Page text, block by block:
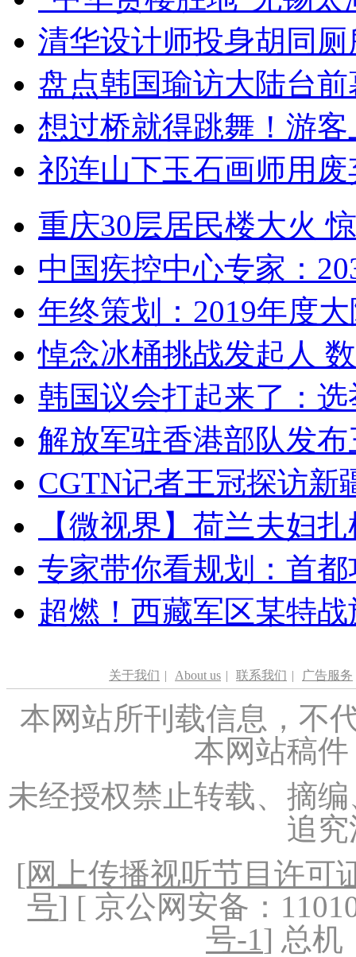
清华设计师投身胡同
盘点韩国瑜访大陆台
想过桥就得跳舞！游客
祁连山下玉石画师用
重庆30层居民楼大火
中国疾控中心专家：
年终策划：2019年度
悼念冰桶挑战发起人
韩国议会打起来了：
解放军驻香港部队发
CGTN记者王冠探访新
【微视界】荷兰夫妇
专家带你看规划：首
超燃！西藏军区某特
关于我们 | About us | 联系我们 | 广告服务
本网站所刊载信息，不
本网站稿
未经授权禁止转载、摘
追
[网上传播视听节目许可
号] [ 京公网安备：
号-1] 总机